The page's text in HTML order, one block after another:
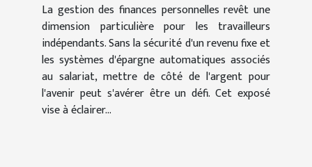
La gestion des finances personnelles revêt une
dimension particulière pour les travailleurs
indépendants. Sans la sécurité d'un revenu fixe et
les systèmes d'épargne automatiques associés
au salariat, mettre de côté de l'argent pour
l'avenir peut s'avérer être un défi. Cet exposé
vise à éclairer...